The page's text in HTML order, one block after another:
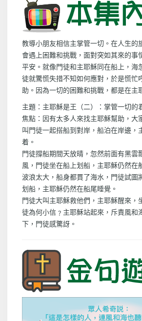
教導小朋友相信主掌管一切。在人生的
會遇上困難和挑戰，面對突如其來的事
平安。就像門徒和主耶穌同在船上，海
徒就驚慌失措不知如何應對，於是慌忙
助。因為一切的困難和挑戰，都是在主
主題：主耶穌是王（二）：掌管一切的
焦點：因有太多人來找主耶穌幫助，大
叫門徒一起搭船到對岸，船泊在岸邊，
着。
門徒撐船期間天放晴，忽然前面有黑雲
風，門徒坐在船上划船，主耶穌仍然在
波浪太大，船身都貫了海水，門徒試圖
划船，主耶穌仍然在船尾睡覺。
門徒大叫主耶穌救他們，主耶穌醒來，
徒為何小信﹖主耶穌站起來，斥責風和
下，門徒感驚訝。